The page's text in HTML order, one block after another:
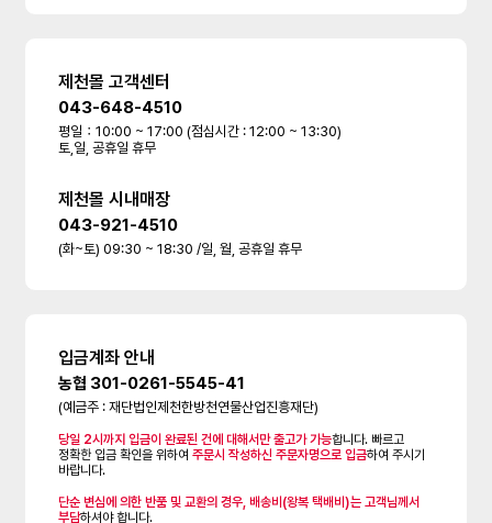
제천몰 고객센터
043-648-4510
평일：10:00 ~ 17:00 (점심시간 : 12:00 ~ 13:30)
토,일, 공휴일 휴무
제천몰 시내매장
043-921-4510
(화~토) 09:30 ~ 18:30 /일, 월, 공휴일 휴무
입금계좌 안내
농협 301-0261-5545-41
(예금주 : 재단법인제천한방천연물산업진흥재단)
당일 2시까지 입금이 완료된 건에 대해서만 출고가 가능합니다. 빠르고
정확한 입금 확인을 위하여주문시 작성하신 주문자명으로 입금하여 주시기
바랍니다.
단순 변심에 의한 반품 및 교환의 경우, 배송비(왕복 택배비)는 고객님께서
부담하셔야 합니다.